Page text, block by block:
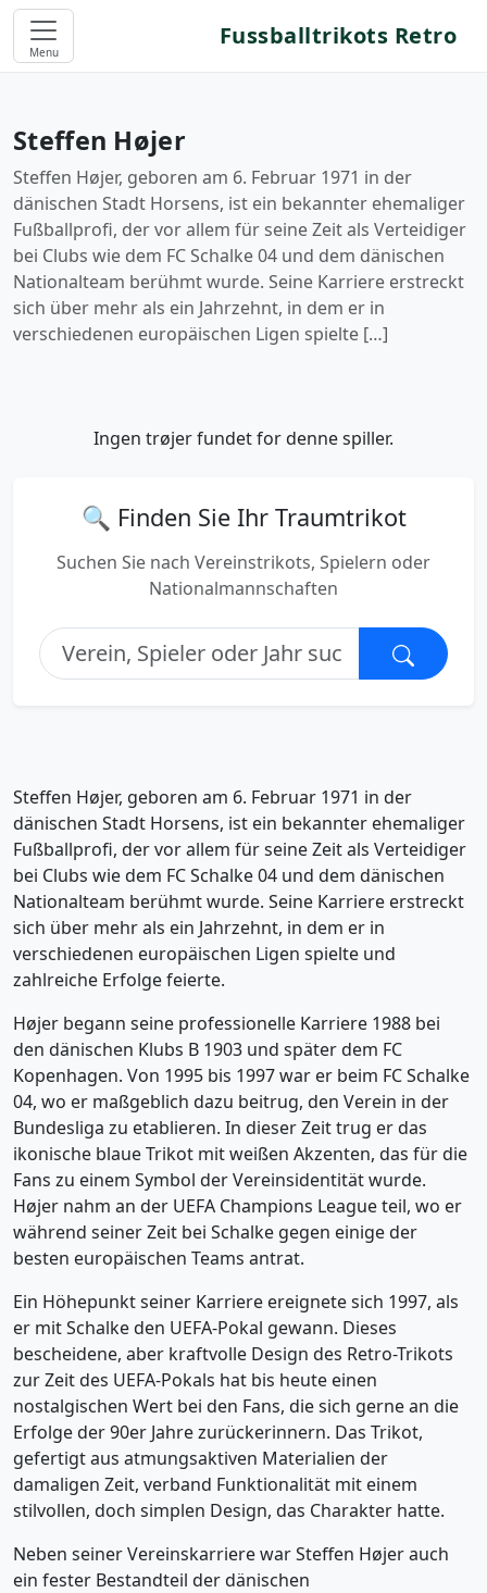
Menu
Fussballtrikots Retro
Steffen Højer
Steffen Højer, geboren am 6. Februar 1971 in der
dänischen Stadt Horsens, ist ein bekannter ehemaliger
Fußballprofi, der vor allem für seine Zeit als Verteidiger
bei Clubs wie dem FC Schalke 04 und dem dänischen
Nationalteam berühmt wurde. Seine Karriere erstreckt
sich über mehr als ein Jahrzehnt, in dem er in
verschiedenen europäischen Ligen spielte […]
Ingen trøjer fundet for denne spiller.
🔍 Finden Sie Ihr Traumtrikot
Suchen Sie nach Vereinstrikots, Spielern oder
Nationalmannschaften
Steffen Højer, geboren am 6. Februar 1971 in der
dänischen Stadt Horsens, ist ein bekannter ehemaliger
Fußballprofi, der vor allem für seine Zeit als Verteidiger
bei Clubs wie dem FC Schalke 04 und dem dänischen
Nationalteam berühmt wurde. Seine Karriere erstreckt
sich über mehr als ein Jahrzehnt, in dem er in
verschiedenen europäischen Ligen spielte und
zahlreiche Erfolge feierte.
Højer begann seine professionelle Karriere 1988 bei
den dänischen Klubs B 1903 und später dem FC
Kopenhagen. Von 1995 bis 1997 war er beim FC Schalke
04, wo er maßgeblich dazu beitrug, den Verein in der
Bundesliga zu etablieren. In dieser Zeit trug er das
ikonische blaue Trikot mit weißen Akzenten, das für die
Fans zu einem Symbol der Vereinsidentität wurde.
Højer nahm an der UEFA Champions League teil, wo er
während seiner Zeit bei Schalke gegen einige der
besten europäischen Teams antrat.
Ein Höhepunkt seiner Karriere ereignete sich 1997, als
er mit Schalke den UEFA-Pokal gewann. Dieses
bescheidene, aber kraftvolle Design des Retro-Trikots
zur Zeit des UEFA-Pokals hat bis heute einen
nostalgischen Wert bei den Fans, die sich gerne an die
Erfolge der 90er Jahre zurückerinnern. Das Trikot,
gefertigt aus atmungsaktiven Materialien der
damaligen Zeit, verband Funktionalität mit einem
stilvollen, doch simplen Design, das Charakter hatte.
Neben seiner Vereinskarriere war Steffen Højer auch
ein fester Bestandteil der dänischen